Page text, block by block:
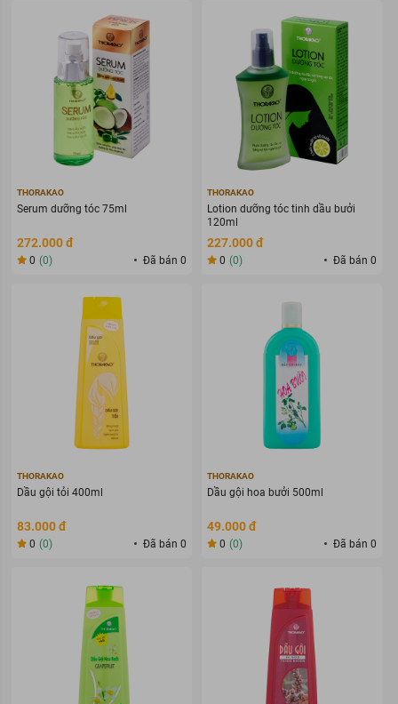
THORAKAO
Serum dưỡng tóc 75ml
272.000 đ
0 (0) Đã bán 0
THORAKAO
Lotion dưỡng tóc tinh dầu bưởi
120ml
227.000 đ
0 (0) Đã bán 0
THORAKAO
Dầu gội tỏi 400ml
83.000 đ
0 (0) Đã bán 0
THORAKAO
Dầu gội hoa bưởi 500ml
49.000 đ
0 (0) Đã bán 0